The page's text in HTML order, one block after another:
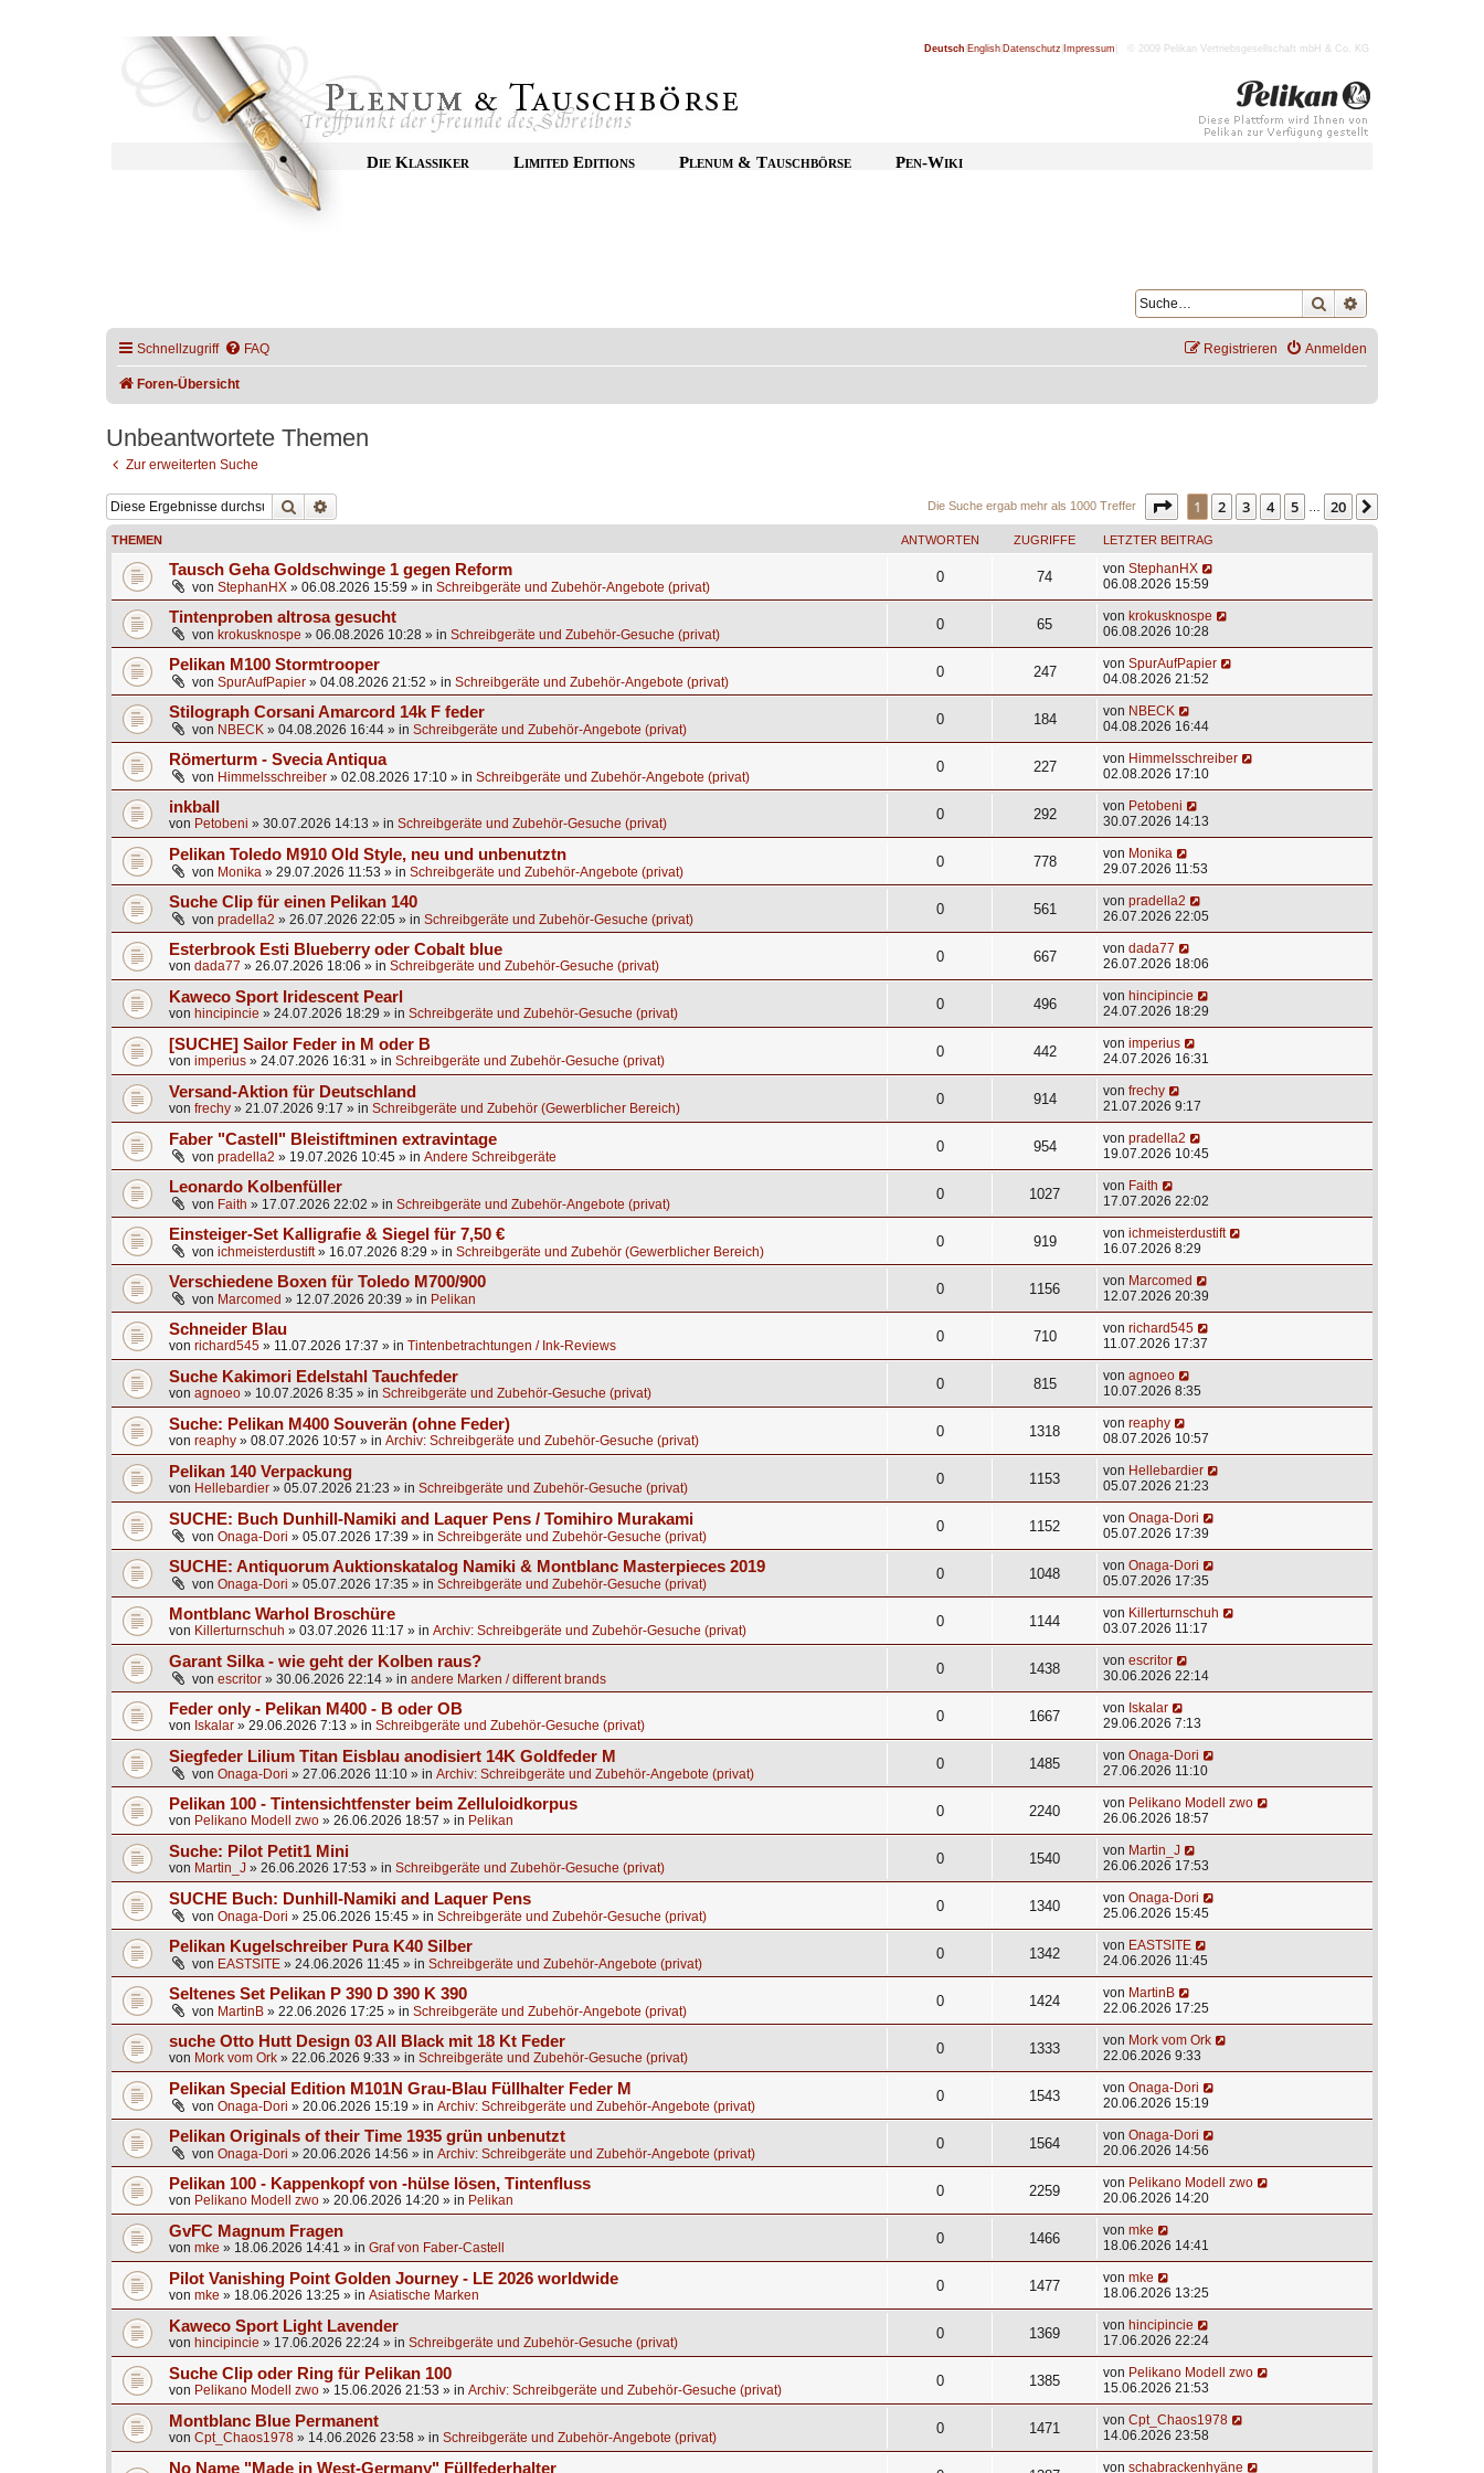
Deutsch English Datenschutz Impressum | © 2009 Pelikan Vertriebsgesellschaft mbH & Co. KG
Die Klassiker Limited Editions Plenum & Tauschbörse Pen-Wiki
Suche
Schnellzugriff FAQ Anmelden
Registrieren
Foren-Übersicht
Unbeantwortete Themen
Zur erweiterten Suche
Suche Die Suche ergab mehr als 1000 Treffer Seite von20
1 2 3 4 5 20
THEMEN ANTWORTEN ZUGRIFFE LETZTER BEITRAG
Tausch Geha Goldschwinge 1 gegen Reform
von StephanHX » 06.08.2026 15:59 » in Schreibgeräte und Zubehör-Angebote (privat)
0 74 von StephanHX
06.08.2026 15:59
Tintenproben altrosa gesucht
von krokusknospe » 06.08.2026 10:28 » in Schreibgeräte und Zubehör-Gesuche (privat)
0 65 von krokusknospe
06.08.2026 10:28
Pelikan M100 Stormtrooper
von SpurAufPapier » 04.08.2026 21:52 » in Schreibgeräte und Zubehör-Angebote (privat)
0 247 von SpurAufPapier
04.08.2026 21:52
Stilograph Corsani Amarcord 14k F feder
von NBECK » 04.08.2026 16:44 » in Schreibgeräte und Zubehör-Angebote (privat)
0 184 von NBECK
04.08.2026 16:44
Römerturm - Svecia Antiqua
von Himmelsschreiber » 02.08.2026 17:10 » in Schreibgeräte und Zubehör-Angebote (privat)
0 227 von Himmelsschreiber
02.08.2026 17:10
inkball
von Petobeni » 30.07.2026 14:13 » in Schreibgeräte und Zubehör-Gesuche (privat)
0 292 von Petobeni
30.07.2026 14:13
Pelikan Toledo M910 Old Style, neu und unbenutztn
von Monika » 29.07.2026 11:53 » in Schreibgeräte und Zubehör-Angebote (privat)
0 778 von Monika
29.07.2026 11:53
Suche Clip für einen Pelikan 140
von pradella2 » 26.07.2026 22:05 » in Schreibgeräte und Zubehör-Gesuche (privat)
0 561 von pradella2
26.07.2026 22:05
Esterbrook Esti Blueberry oder Cobalt blue
von dada77 » 26.07.2026 18:06 » in Schreibgeräte und Zubehör-Gesuche (privat)
0 667 von dada77
26.07.2026 18:06
Kaweco Sport Iridescent Pearl
von hincipincie » 24.07.2026 18:29 » in Schreibgeräte und Zubehör-Gesuche (privat)
0 496 von hincipincie
24.07.2026 18:29
[SUCHE] Sailor Feder in M oder B
von imperius » 24.07.2026 16:31 » in Schreibgeräte und Zubehör-Gesuche (privat)
0 442 von imperius
24.07.2026 16:31
Versand-Aktion für Deutschland
von frechy » 21.07.2026 9:17 » in Schreibgeräte und Zubehör (Gewerblicher Bereich)
0 914 von frechy
21.07.2026 9:17
Faber "Castell" Bleistiftminen extravintage
von pradella2 » 19.07.2026 10:45 » in Andere Schreibgeräte
0 954 von pradella2
19.07.2026 10:45
Leonardo Kolbenfüller
von Faith » 17.07.2026 22:02 » in Schreibgeräte und Zubehör-Angebote (privat)
0 1027 von Faith
17.07.2026 22:02
Einsteiger-Set Kalligrafie & Siegel für 7,50 €
von ichmeisterdustift» 16.07.2026 8:29 » in Schreibgeräte und Zubehör (Gewerblicher Bereich)
0 919 von ichmeisterdustift
16.07.2026 8:29
Verschiedene Boxen für Toledo M700/900
von Marcomed » 12.07.2026 20:39 » in Pelikan
0 1156 von Marcomed
12.07.2026 20:39
Schneider Blau
von richard545 » 11.07.2026 17:37 » in Tintenbetrachtungen / Ink-Reviews
0 710 von richard545
11.07.2026 17:37
Suche Kakimori Edelstahl Tauchfeder
von agnoeo » 10.07.2026 8:35 » in Schreibgeräte und Zubehör-Gesuche (privat)
0 815 von agnoeo
10.07.2026 8:35
Suche: Pelikan M400 Souverän (ohne Feder)
von reaphy » 08.07.2026 10:57 » in Archiv: Schreibgeräte und Zubehör-Gesuche (privat)
0 1318 von reaphy
08.07.2026 10:57
Pelikan 140 Verpackung
von Hellebardier » 05.07.2026 21:23 » in Schreibgeräte und Zubehör-Gesuche (privat)
0 1153 von Hellebardier
05.07.2026 21:23
SUCHE: Buch Dunhill-Namiki and Laquer Pens / Tomihiro Murakami
von Onaga-Dori » 05.07.2026 17:39 » in Schreibgeräte und Zubehör-Gesuche (privat)
0 1152 von Onaga-Dori
05.07.2026 17:39
SUCHE: Antiquorum Auktionskatalog Namiki & Montblanc Masterpieces 2019
von Onaga-Dori » 05.07.2026 17:35 » in Schreibgeräte und Zubehör-Gesuche (privat)
0 1048 von Onaga-Dori
05.07.2026 17:35
Montblanc Warhol Broschüre
von Killerturnschuh » 03.07.2026 11:17 » in Archiv: Schreibgeräte und Zubehör-Gesuche (privat)
0 1144 von Killerturnschuh
03.07.2026 11:17
Garant Silka - wie geht der Kolben raus?
von escritor » 30.06.2026 22:14 » in andere Marken / different brands
0 1438 von escritor
30.06.2026 22:14
Feder only - Pelikan M400 - B oder OB
von Iskalar » 29.06.2026 7:13 » in Schreibgeräte und Zubehör-Gesuche (privat)
0 1667 von Iskalar
29.06.2026 7:13
Siegfeder Lilium Titan Eisblau anodisiert 14K Goldfeder M
von Onaga-Dori » 27.06.2026 11:10 » in Archiv: Schreibgeräte und Zubehör-Angebote (privat)
0 1485 von Onaga-Dori
27.06.2026 11:10
Pelikan 100 - Tintensichtfenster beim Zelluloidkorpus
von Pelikano Modell zwo » 26.06.2026 18:57 » in Pelikan
0 2240 von Pelikano Modell zwo
26.06.2026 18:57
Suche: Pilot Petit1 Mini
von Martin_J » 26.06.2026 17:53 » in Schreibgeräte und Zubehör-Gesuche (privat)
0 1540 von Martin_J
26.06.2026 17:53
SUCHE Buch: Dunhill-Namiki and Laquer Pens
von Onaga-Dori » 25.06.2026 15:45 » in Schreibgeräte und Zubehör-Gesuche (privat)
0 1340 von Onaga-Dori
25.06.2026 15:45
Pelikan Kugelschreiber Pura K40 Silber
von EASTSITE » 24.06.2026 11:45 » in Schreibgeräte und Zubehör-Angebote (privat)
0 1342 von EASTSITE
24.06.2026 11:45
Seltenes Set Pelikan P 390 D 390 K 390
von MartinB » 22.06.2026 17:25 » in Schreibgeräte und Zubehör-Angebote (privat)
0 1424 von MartinB
22.06.2026 17:25
suche Otto Hutt Design 03 All Black mit 18 Kt Feder
von Mork vom Ork » 22.06.2026 9:33 » in Schreibgeräte und Zubehör-Gesuche (privat)
0 1333 von Mork vom Ork
22.06.2026 9:33
Pelikan Special Edition M101N Grau-Blau Füllhalter Feder M
von Onaga-Dori » 20.06.2026 15:19 » in Archiv: Schreibgeräte und Zubehör-Angebote (privat)
0 1543 von Onaga-Dori
20.06.2026 15:19
Pelikan Originals of their Time 1935 grün unbenutzt
von Onaga-Dori » 20.06.2026 14:56 » in Archiv: Schreibgeräte und Zubehör-Angebote (privat)
0 1564 von Onaga-Dori
20.06.2026 14:56
Pelikan 100 - Kappenkopf von -hülse lösen, Tintenfluss
von Pelikano Modell zwo » 20.06.2026 14:20 » in Pelikan
0 2259 von Pelikano Modell zwo
20.06.2026 14:20
GvFC Magnum Fragen
von mke » 18.06.2026 14:41 » in Graf von Faber-Castell
0 1466 von mke
18.06.2026 14:41
Pilot Vanishing Point Golden Journey - LE 2026 worldwide
von mke » 18.06.2026 13:25 » in Asiatische Marken
0 1477 von mke
18.06.2026 13:25
Kaweco Sport Light Lavender
von hincipincie » 17.06.2026 22:24 » in Schreibgeräte und Zubehör-Gesuche (privat)
0 1369 von hincipincie
17.06.2026 22:24
Suche Clip oder Ring für Pelikan 100
von Pelikano Modell zwo » 15.06.2026 21:53 » in Archiv: Schreibgeräte und Zubehör-Gesuche (privat)
0 1385 von Pelikano Modell zwo
15.06.2026 21:53
Montblanc Blue Permanent
von Cpt_Chaos1978 » 14.06.2026 23:58 » in Schreibgeräte und Zubehör-Angebote (privat)
0 1471 von Cpt_Chaos1978
14.06.2026 23:58
No Name "Made in West-Germany" Füllfederhalter von schabrackenhyäne